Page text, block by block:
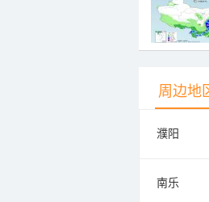
周边地
濮阳
南乐